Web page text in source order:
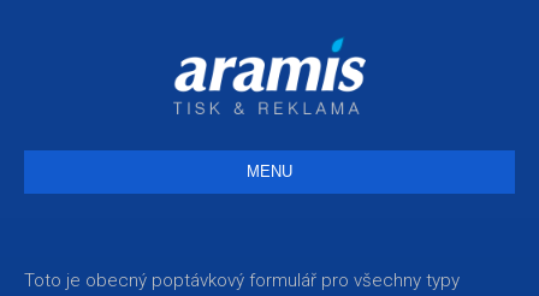
MENU
Toto je obecný poptávkový formulář pro všechny typy